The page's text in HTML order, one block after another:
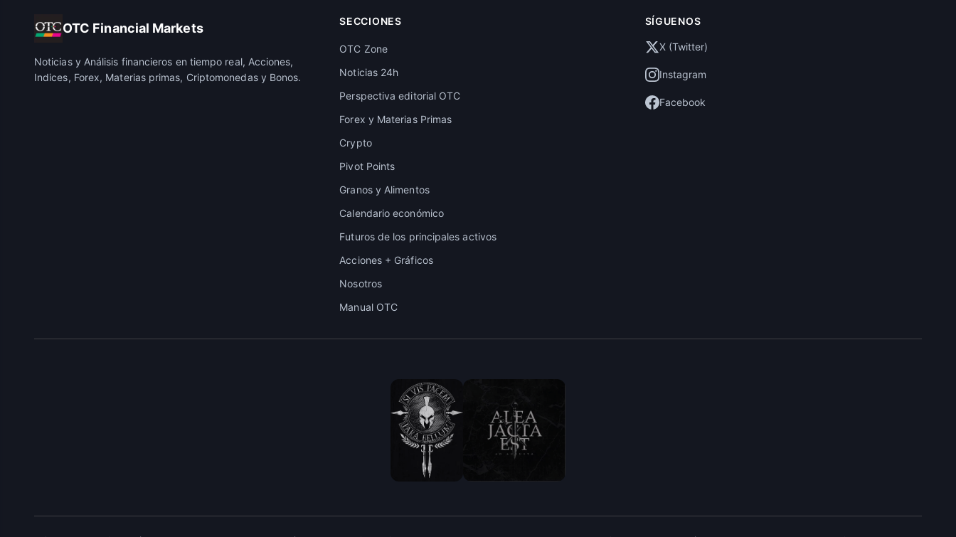
OTC Financial Markets
Noticias y Análisis financieros en tiempo real, Acciones,
Indices, Forex, Materias primas, Criptomonedas y Bonos.
SECCIONES
OTC Zone
Noticias 24h
Perspectiva editorial OTC
Forex y Materias Primas
Crypto
Pivot Points
Granos y Alimentos
Calendario económico
Futuros de los principales activos
Acciones + Gráficos
Nosotros
Manual OTC
SÍGUENOS
X (Twitter)
Instagram
Facebook